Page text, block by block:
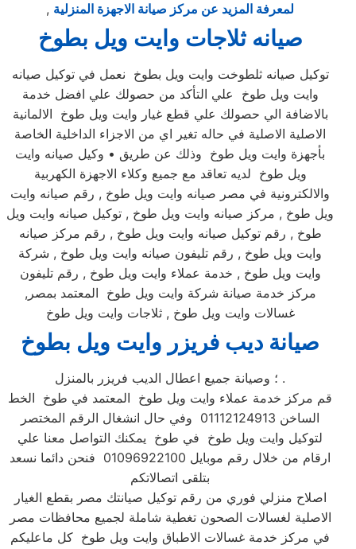
, لمعرفة المزيد عن مركز صيانة الاجهزة المنزلية
صيانه ثلاجات وايت ويل بطوخ
توكيل صيانه ثلطوخت وايت ويل بطوخ نعمل في توكيل صيانه
وايت ويل طوخ علي التأكد من حصولك علي افضل خدمة
بالاضافة الي حصولك علي قطع غيار وايت ويل طوخ الالمانية
الاصلية الاصلية في حاله تغير اي من الاجزاء الداخلية الخاصة
بأجهزة وايت ويل طوخ وذلك عن طريق • وكيل صيانه وايت
ويل طوخ لديه تعاقد مع جميع وكلاء الاجهزة الكهربية
والالكترونية في مصر صيانه وايت ويل طوخ , رقم صيانه وايت
ويل طوخ , مركز صيانه وايت ويل طوخ , توكيل صيانه وايت ويل
طوخ , رقم توكيل صيانه وايت ويل طوخ , رقم مركز صيانه
وايت ويل طوخ , رقم تليفون صيانه وايت ويل طوخ , شركة
وايت ويل طوخ , خدمة عملاء وايت ويل طوخ , رقم تليفون
مركز خدمة صيانة شركة وايت ويل طوخ المعتمد بمصر,
غسالات وايت ويل طوخ , ثلاجات وايت ويل طوخ
صيانة ديب فريزر وايت ويل بطوخ
؛ وصيانة جميع اعطال الديب فريزر بالمنزل .
قم مركز خدمة عملاء وايت ويل طوخ المعتمد في طوخ الخط
الساخن 01112124913 وفي حال انشغال الرقم المختصر
لتوكيل وايت ويل طوخ في طوخ يمكنك التواصل معنا علي
ارقام من خلال رقم موبايل 01096922100 فنحن دائما نسعد
بتلقى اتصالاتكم
اصلاح منزلي فوري من رقم توكيل صيانتك مصر بقطع الغيار
الاصلية لغسالات الصحون تغطية شاملة لجميع محافظات مصر
في مركز خدمة غسالات الاطباق وايت ويل طوخ كل ماعليكم